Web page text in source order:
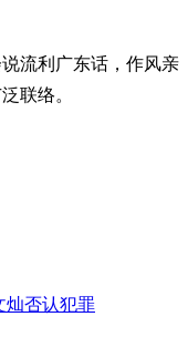
流利广东话，作风亲
联络。
灿否认犯罪